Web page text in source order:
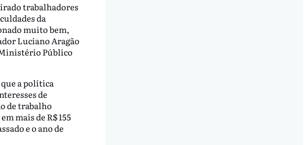
trabalhadores
da
muito bem,
Luciano Aragão
Público
a política
de
de trabalho
mais de R$ 155
e o ano de